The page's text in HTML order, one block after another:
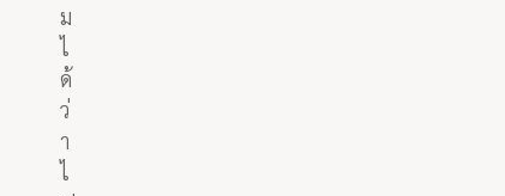
ม
ไ
ด้
ว่
า
ไ